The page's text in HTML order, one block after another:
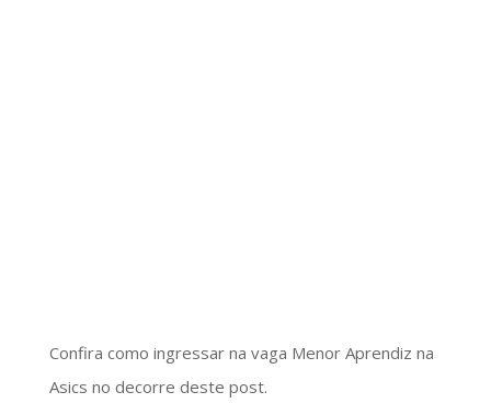
Confira como ingressar na vaga Menor Aprendiz na
Asics no decorre deste post.